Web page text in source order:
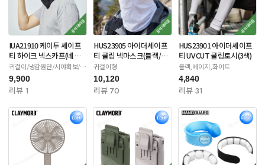
IUA21910 케이투 세이프
티 하이크 넥스카프(네이
비/화이트/베이지)
귀걸이/냉감원단/시야확보/자
외선차단
9,900
리뷰 1
HUS23905 아이더세이프
티 쿨링 넥마스크(블랙/화
이트/카키)
귀걸이형
10,120
리뷰 70
HUS23901 아이더세이프
티 UV CUT 쿨링토시(3색)
블랙,베이지,화이트
4,840
리뷰 31